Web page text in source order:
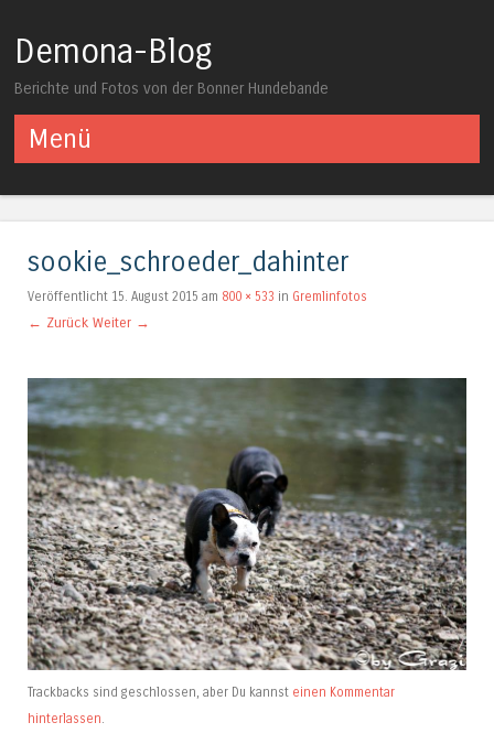
Demona-Blog
Berichte und Fotos von der Bonner Hundebande
Menü
sookie_schroeder_dahinter
Veröffentlicht 15. August 2015 am 800 × 533 in Gremlinfotos
← Zurück Weiter →
Trackbacks sind geschlossen, aber Du kannst einen Kommentar
hinterlassen.